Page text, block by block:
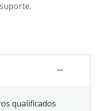
qualificados